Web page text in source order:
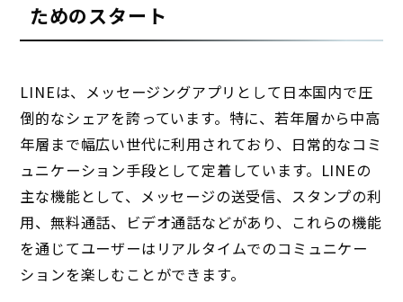
ためのスタート
LINEは、メッセージングアプリとして日本国内で圧
倒的なシェアを誇っています。特に、若年層から中高
年層まで幅広い世代に利用されており、日常的なコミ
ュニケーション手段として定着しています。LINEの
主な機能として、メッセージの送受信、スタンプの利
用、無料通話、ビデオ通話などがあり、これらの機能
を通じてユーザーはリアルタイムでのコミュニケー
ションを楽しむことができます。